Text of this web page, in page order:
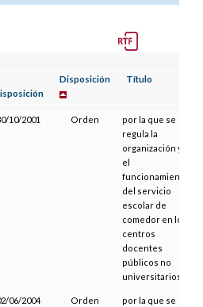
Disposición Título
10/2001 Orden
por la que se
regula la
organización y
el
funcionamiento
del servicio
escolar de
comedor en los
centros
docentes
públicos no
universitarios.
06/2004 Orden
por la que se